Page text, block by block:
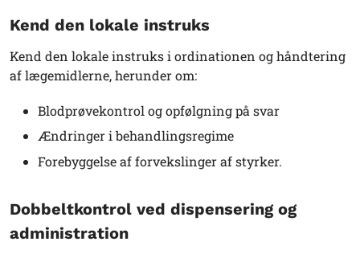
Kend den lokale instruks
Kend den lokale instruks i ordinationen og håndtering
af lægemidlerne, herunder om:
Blodprøvekontrol og opfølgning på svar
Ændringer i behandlingsregime
Forebyggelse af forvekslinger af styrker.
Dobbeltkontrol ved dispensering og
administration